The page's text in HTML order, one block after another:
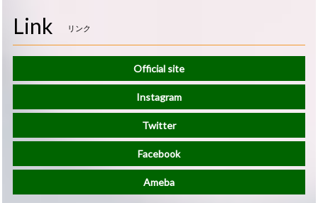
Link リンク
Official site
Instagram
Twitter
Facebook
Ameba